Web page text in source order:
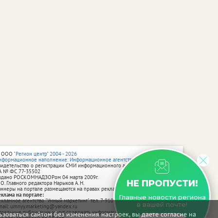
сайтом без изменения настроек, вы даете согласие на
НЕ ПРОПУСТИ!
Главные новости региона
в вашей почте!
"Регион центр" 2004 - 2026
наполнение: Информационное агентство vRossii.ru
о регистрации СМИ информационного агентства vRossii.ru
№ ФС 77‑35502
РОСКОМНАДЗОРом 04 марта 2009г.
Главного редактора Нарыков А. Н.
на портале размещаются на правах рекламы.
на портале:
агентство "Умный маркетинг" тел. 7-910-267-70-40,
umnyy.marketing@yandex.ru
публикации могут содержать информацию, не предназначенную